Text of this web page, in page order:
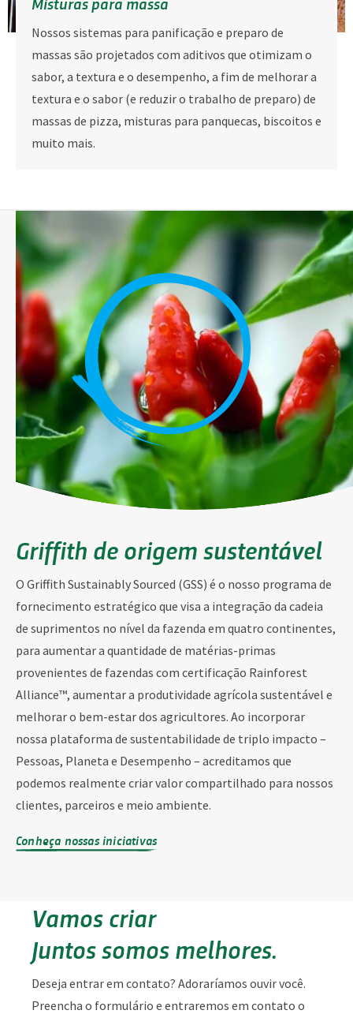
Nossos sistemas para panificação e preparo de
massas são projetados com aditivos que otimizam o
sabor, a textura e o desempenho, a fim de melhorar a
textura e o sabor (e reduzir o trabalho de preparo) de
massas de pizza, misturas para panquecas, biscoitos e
muito mais.
Griffith de origem sustentável
O Griffith Sustainably Sourced (GSS) é o nosso programa de
fornecimento estratégico que visa a integração da cadeia
de suprimentos no nível da fazenda em quatro continentes,
para aumentar a quantidade de matérias-primas
provenientes de fazendas com certificação Rainforest
Alliance™, aumentar a produtividade agrícola sustentável e
melhorar o bem-estar dos agricultores. Ao incorporar
nossa plataforma de sustentabilidade de triplo impacto –
Pessoas, Planeta e Desempenho – acreditamos que
podemos realmente criar valor compartilhado para nossos
clientes, parceiros e meio ambiente.
Conheça nossas iniciativas
Vamos criar
Juntos somos melhores.
Deseja entrar em contato? Adoraríamos ouvir você.
Preencha o formulário e entraremos em contato o